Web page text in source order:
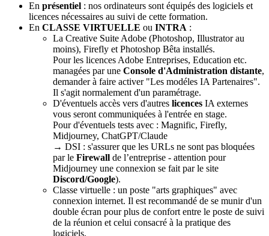
En présentiel : nos ordinateurs sont équipés des logiciels et
licences nécessaires au suivi de cette formation.
En CLASSE VIRTUELLE ou INTRA :
La Creative Suite Adobe (Photoshop, Illustrator au
moins), Firefly et Photoshop Bêta installés.
Pour les licences Adobe Entreprises, Education etc.
managées par une Console d'Administration distante,
demander à faire activer "Les modéles IA Partenaires".
Il s'agit normalement d'un paramétrage.
D'éventuels accès vers d'autres licences IA externes
vous seront communiquées à l'entrée en stage.
Pour d'éventuels tests avec : Magnific, Firefly,
Midjourney, ChatGPT/Claude
→ DSI : s'assurer que les URLs ne sont pas bloquées
par le Firewall de l’entreprise - attention pour
Midjourney une connexion se fait par le site
Discord/Google).
Classe virtuelle : un poste "arts graphiques" avec
connexion internet. Il est recommandé de se munir d'un
double écran pour plus de confort entre le poste de suivi
de la réunion et celui consacré à la pratique des
logiciels.